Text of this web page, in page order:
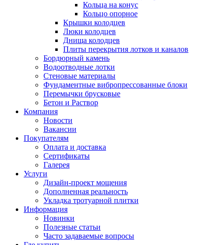
Кольца на конус
Кольцо опорное
Крышки колодцев
Люки колодцев
Днища колодцев
Плиты перекрытия лотков и каналов
Бордюрный камень
Водоотводные лотки
Стеновые материалы
Фундаментные вибропрессованные блоки
Перемычки брусковые
Бетон и Раствор
Компания
Новости
Вакансии
Покупателям
Оплата и доставка
Сертификаты
Галерея
Услуги
Дизайн-проект мощения
Дополненная реальность
Укладка тротуарной плитки
Информация
Новинки
Полезные статьи
Часто задаваемые вопросы